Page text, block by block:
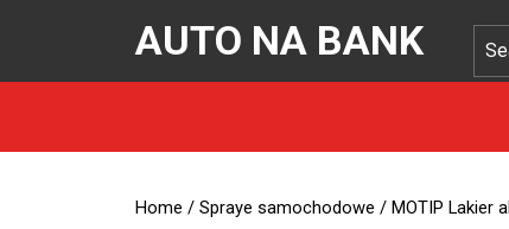
AUTO NA BANK
Home / Spraye samochodowe / MOTIP Lakier